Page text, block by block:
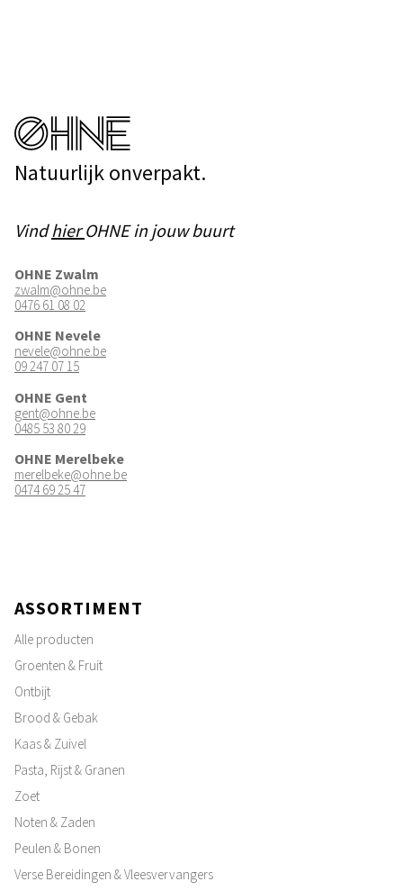
Natuurlijk onverpakt.
VindhierOHNE in jouw buurt
OHNE Zwalm
zwalm@ohne.be
0476 61 08 02
OHNE Nevele
nevele@ohne.be
09 247 07 15
OHNE Gent
gent@ohne.be
0485 53 80 29
OHNE Merelbeke
merelbeke@ohne.be
0474 69 25 47
ASSORTIMENT
Alle producten
Groenten & Fruit
Ontbijt
Brood & Gebak
Kaas & Zuivel
Pasta, Rijst & Granen
Zoet
Noten & Zaden
Peulen & Bonen
Verse Bereidingen & Vleesvervangers